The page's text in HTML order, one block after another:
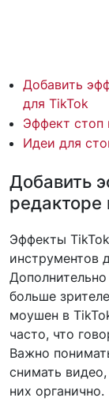
Добавить
для TikTok
Эффект стоп
Идеи для
Добавить
редакторе
Эффекты
инструментов
больше
моушен в
часто, что
Важно
снимать
них органично.